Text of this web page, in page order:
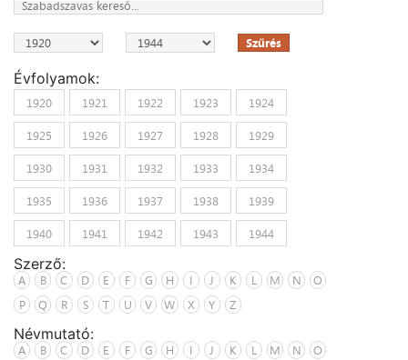
Szűrés
Évfolyamok:
1920 1921 1922 1923
1924
1925
1926 1927 1928
1929
1930
1931 1932 1933
1934
1935
1936 1937 1938
1939
1940
1941 1942 1943 1944
Szerző:
A B C D E F G H I J K L M N
O
P
Q R S T U V W X Y Z
Névmutató:
A B C D E F G H I J K L M N
O